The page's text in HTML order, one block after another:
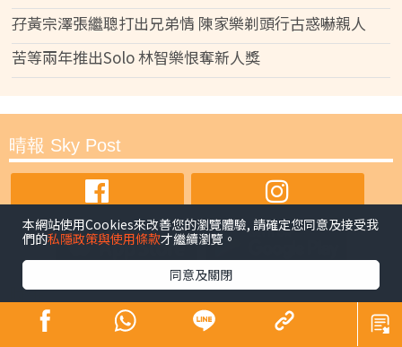
孖黃宗澤張繼聰打出兄弟情 陳家樂剃頭行古惑嚇親人
苦等兩年推出Solo 林智樂恨奪新人獎
晴報 Sky Post
時事
最新焦點 熱話
本網站使用Cookies來改善您的瀏覽體驗, 請確定您同意及接受我
們的私隱政策與使用條款才繼續瀏覽。
同意及關閉